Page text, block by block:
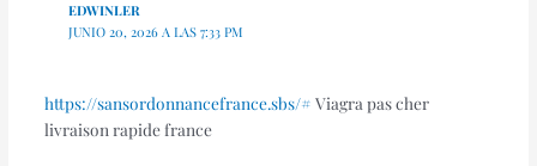
EDWINLER
JUNIO 20, 2026 A LAS 7:33 PM
https://sansordonnancefrance.sbs/# Viagra pas cher
livraison rapide france